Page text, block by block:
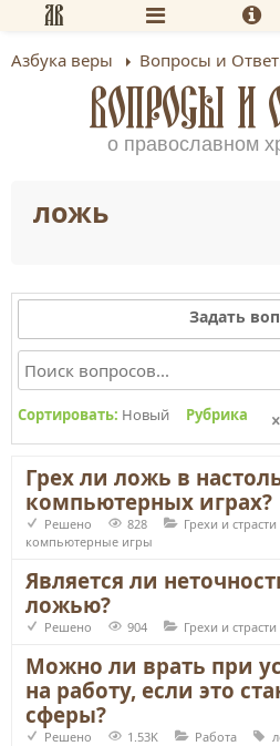
Азбука веры Вопросы и
ВОПРОСЫ
о православном
ложь
Задать
Сортировать: Новый Рубрика
Грех ли ложь в
компьютерных играх?
Решено 828 Грехи и страсти
компьютерные игры
Является ли
ложью?
Решено 904 Грехи и страсти
Можно ли врать при
на работу, если это
сферы?
Решено 1.53K Работа